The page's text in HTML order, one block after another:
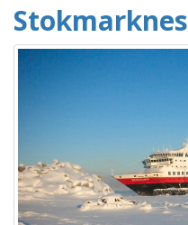
Stokmarknes